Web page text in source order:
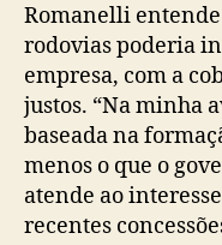
Romanelli
rodovias poderia
empresa, com a
justos. “Na minha
baseada na
menos o que o
atende ao
recentes